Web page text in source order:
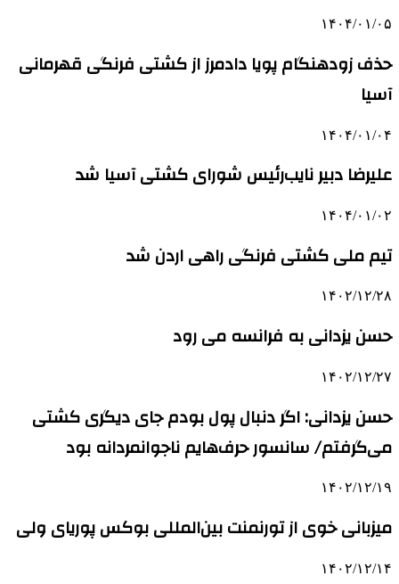
۱۴۰۴/۰۱/۰۵
حذف زودهنگام پویا دادمرز از کشتی فرنگی قهرمانی
آسیا
۱۴۰۴/۰۱/۰۴
علیرضا دبیر نایب‌رئیس شورای کشتی آسیا شد
۱۴۰۴/۰۱/۰۲
تیم ملی کشتی فرنگی راهی اردن شد
۱۴۰۲/۱۲/۲۸
حسن یزدانی به فرانسه می رود
۱۴۰۲/۱۲/۲۷
حسن یزدانی: اگر دنبال پول بودم جای دیگری کشتی
می‌گرفتم/ سانسور حرف‌هایم ناجوانمردانه بود
۱۴۰۲/۱۲/۱۹
میزبانی خوی از تورنمنت بین‌المللی بوکس پوریای ولی
۱۴۰۲/۱۲/۱۴